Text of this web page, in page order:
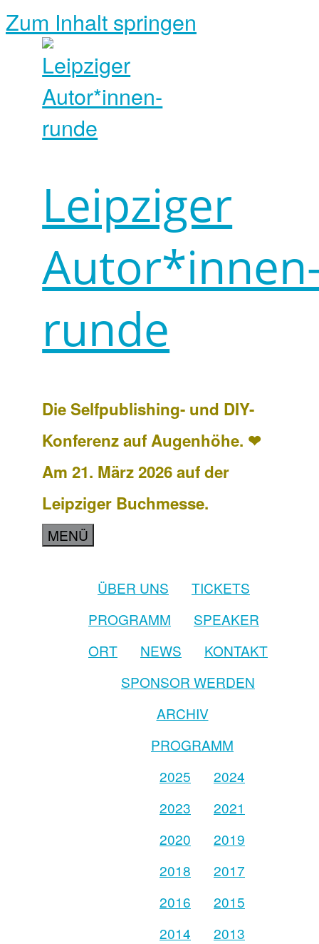
Zum Inhalt springen
Leipziger
runde
Die Selfpublishing- und DIY-
Konferenz auf Augenhöhe. ❤
Am 21. März 2026 auf der
Leipziger Buchmesse.
MENÜ
ÜBER UNS
TICKETS
PROGRAMM
SPEAKER
ORT
NEWS
KONTAKT
SPONSOR WERDEN
ARCHIV
PROGRAMM
2025
2024
2023
2021
2020
2019
2018
2017
2016
2015
2014
2013